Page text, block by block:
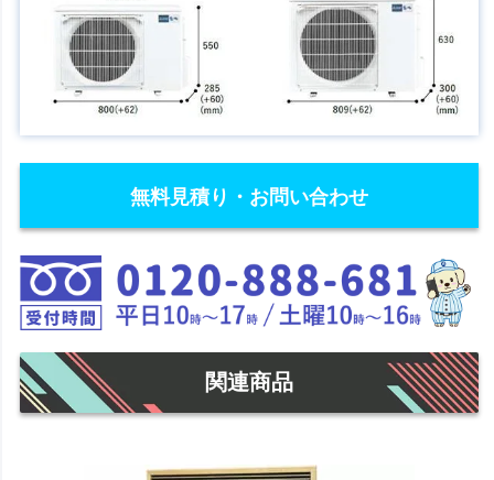
無料見積り・お問い合わせ
関連商品